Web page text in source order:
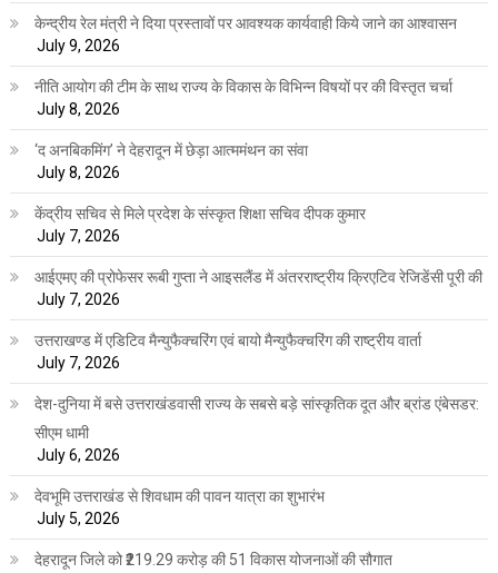
केन्द्रीय रेल मंत्री ने दिया प्रस्तावों पर आवश्यक कार्यवाही किये जाने का आश्वासन
July 9, 2026
नीति आयोग की टीम के साथ राज्य के विकास के विभिन्न विषयों पर की विस्तृत चर्चा
July 8, 2026
‘द अनबिकमिंग’ ने देहरादून में छेड़ा आत्ममंथन का संवा
July 8, 2026
केंद्रीय सचिव से मिले प्रदेश के संस्कृत शिक्षा सचिव दीपक कुमार
July 7, 2026
आईएमए की प्रोफेसर रूबी गुप्ता ने आइसलैंड में अंतरराष्ट्रीय क्रिएटिव रेजिडेंसी पूरी की
July 7, 2026
उत्तराखण्ड में एडिटिव मैन्युफैक्चरिंग एवं बायो मैन्युफैक्चरिंग की राष्ट्रीय वार्ता
July 7, 2026
देश-दुनिया में बसे उत्तराखंडवासी राज्य के सबसे बड़े सांस्कृतिक दूत और ब्रांड एंबेसडर:
सीएम धामी
July 6, 2026
देवभूमि उत्तराखंड से शिवधाम की पावन यात्रा का शुभारंभ
July 5, 2026
देहरादून जिले को ₹219.29 करोड़ की 51 विकास योजनाओं की सौगात